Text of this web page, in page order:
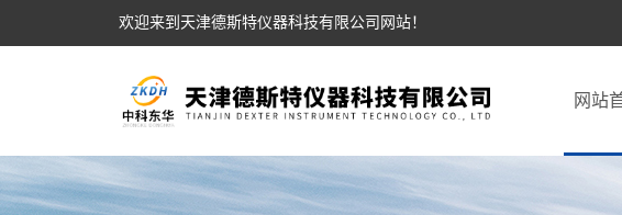
欢迎来到天津德斯特仪器科技有限公司网站！
网站